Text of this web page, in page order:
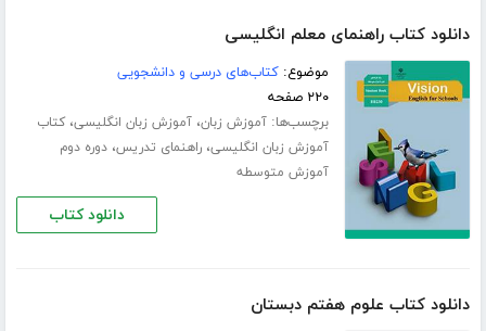
دانلود کتاب راهنمای معلم انگلیسی
موضوع:کتاب‌های درسی و دانشجویی
۲۲۰ صفحه
برچسب‌ها:آموزش زبان،آموزش زبان انگلیسی،کتاب
آموزش زبان انگلیسی،راهنمای تدریس،دوره دوم
آموزش متوسطه
دانلود کتاب
دانلود کتاب علوم هفتم دبستان